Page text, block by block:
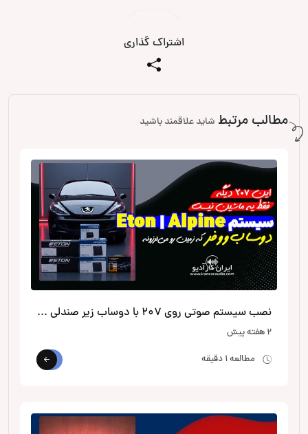
اشتراک گذاری
مطالب مرتبط شاید علاقمند باشید
نصب سیستم صوتی روی 207 با دوساب زیر صندلی از الپاین
2 هفته پیش
مطالعه 1 دقیقه